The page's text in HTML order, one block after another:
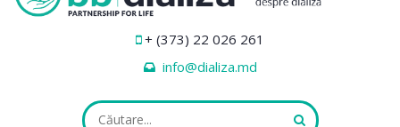
+ (373) 22 026 261
info@dializa.md